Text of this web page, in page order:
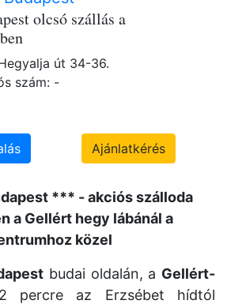
olcsó szállás a
út 34-36.
szám: -
Ajánlatkérés
*** - akciós szálloda
a Gellért hegy lábánál a
közel
budai oldalán, a Gellért-
percre az Erzsébet hídtól